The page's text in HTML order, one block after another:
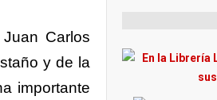
Carlos
y de la
importante